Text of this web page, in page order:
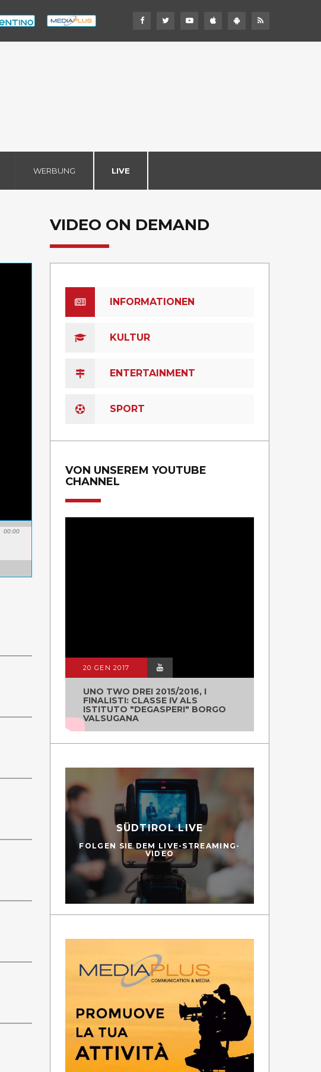
WERBUNG LIVE
00:00
VIDEO ON DEMAND
INFORMATIONEN
KULTUR
ENTERTAINMENT
SPORT
VON UNSEREM YOUTUBE
CHANNEL
20 GEN 2017
UNO TWO DREI 2015/2016, I
FINALISTI: CLASSE IV ALS
ISTITUTO "DEGASPERI" BORGO
VALSUGANA
SÜDTIROL LIVE
FOLGEN SIE DEM LIVE-STREAMING-
VIDEO